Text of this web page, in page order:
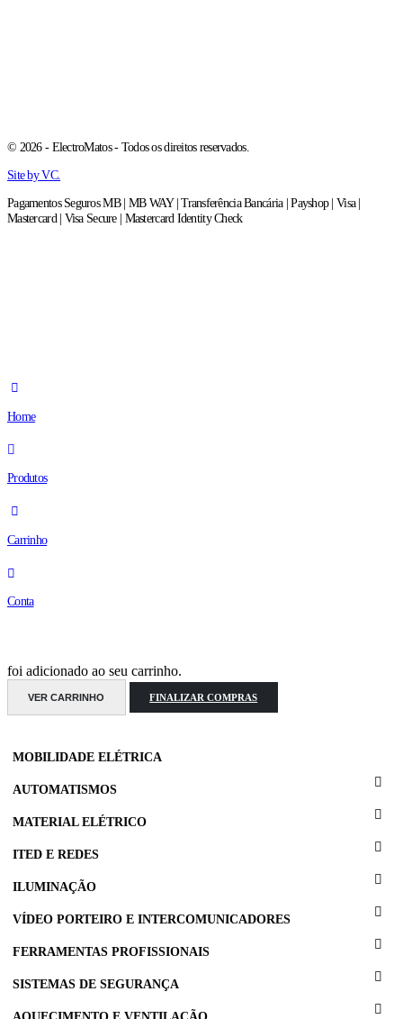
© 2026 - ElectroMatos - Todos os direitos reservados.
Site by VC.
Pagamentos Seguros MB | MB WAY | Transferência Bancária | Payshop | Visa |
Mastercard | Visa Secure | Mastercard Identity Check
Home
Produtos
Carrinho
Conta
foi adicionado ao seu carrinho.
VER CARRINHO FINALIZAR COMPRAS
MOBILIDADE ELÉTRICA
AUTOMATISMOS
MATERIAL ELÉTRICO
ITED E REDES
ILUMINAÇÃO
VÍDEO PORTEIRO E INTERCOMUNICADORES
FERRAMENTAS PROFISSIONAIS
SISTEMAS DE SEGURANÇA